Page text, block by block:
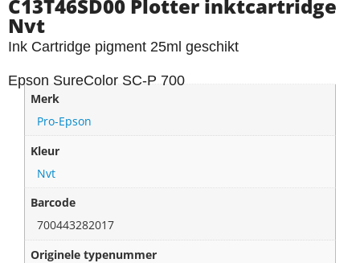
C13T46SD00 Plotter inktcartridge
Nvt
Ink Cartridge pigment 25ml geschikt
Epson SureColor SC-P 700
Merk
Pro-Epson
Kleur
Nvt
Barcode
700443282017
Originele typenummer